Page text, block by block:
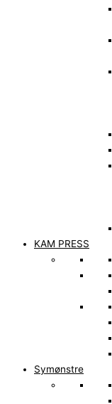
KAM PRESS
Symønstre